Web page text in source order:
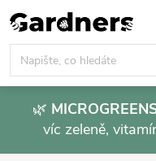
Přejít
na
obsah
🌿
víc zeleně,